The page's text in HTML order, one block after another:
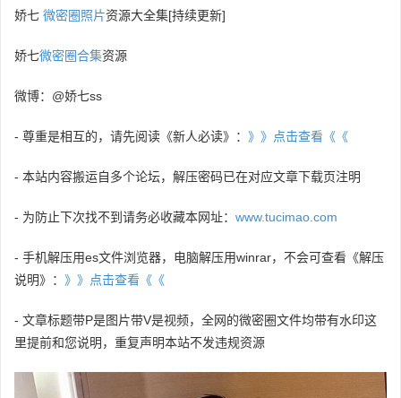
娇七 微密圈照片资源大全集[持续更新]
娇七微密圈合集资源
微博：@娇七ss
- 尊重是相互的，请先阅读《新人必读》： 》》点击查看《《
- 本站内容搬运自多个论坛，解压密码已在对应文章下载页注明
- 为防止下次找不到请务必收藏本网址： www.tucimao.com
- 手机解压用es文件浏览器，电脑解压用winrar，不会可查看《解压
说明》： 》》点击查看《《
- 文章标题带P是图片带V是视频，全网的微密圈文件均带有水印这
里提前和您说明，重复声明本站不发违规资源